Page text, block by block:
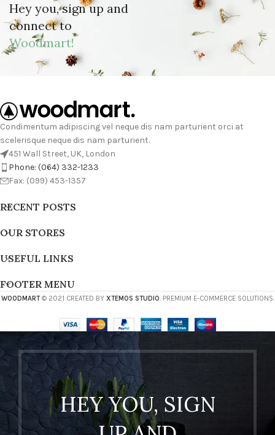
Hey you, sign up and
connect to
Woodmart!
Condimentum adipiscing vel neque dis nam parturient orci at
scelerisque neque dis nam parturient.
451 Wall Street, UK, London
Phone: (064) 332-1233
Fax: (099) 453-1357
RECENT POSTS
OUR STORES
USEFUL LINKS
FOOTER MENU
WOODMART© 2021 CREATED BY XTEMOS STUDIO. PREMIUM E-COMMERCE SOLUTIONS.
HEY YOU, SIGN